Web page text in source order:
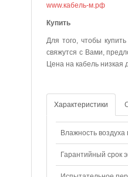
www.кабель-м.рф
Для того, чтобы
свяжутся с Вами,
Цена на кабель низкая
Характеристики
Влажность воздуха
Гарантийный срок